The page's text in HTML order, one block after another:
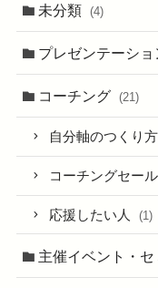
未分類 (4)
プレゼンテーショ
コーチング (21)
自分軸のつくり方
コーチングセー
応援したい人 (1)
主催イベント・